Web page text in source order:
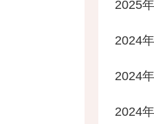
2025
2024
2024
2024